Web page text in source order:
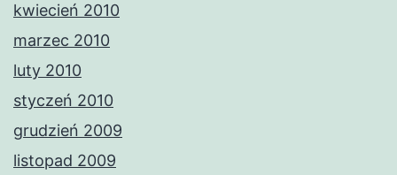
kwiecień 2010
marzec 2010
luty 2010
styczeń 2010
grudzień 2009
listopad 2009